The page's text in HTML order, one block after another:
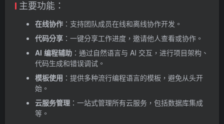
主要功能：
在线协作 ：支持团队成员在线和离线协作开发。
代码分享 ：一键分享工作进度，邀请他人查看或协作。
AI 编程辅助 ：通过自然语言与 AI 交互，进行项目架构、
代码生成和错误调试。
模板使用 ：提供多种流行编程语言的模板，避免从头开
始。
云服务管理 ：一站式管理所有云服务，包括数据库集成
等。